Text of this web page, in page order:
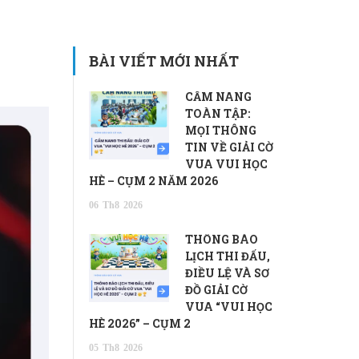
BÀI VIẾT MỚI NHẤT
CẨM NANG
TOÀN TẬP:
MỌI THÔNG
TIN VỀ GIẢI CỜ
VUA VUI HỌC
HÈ – CỤM 2 NĂM 2026
06 Th8 2026
THÔNG BÁO
LỊCH THI ĐẤU,
ĐIỀU LỆ VÀ SƠ
ĐỒ GIẢI CỜ
VUA “VUI HỌC
HÈ 2026” – CỤM 2
05 Th8 2026